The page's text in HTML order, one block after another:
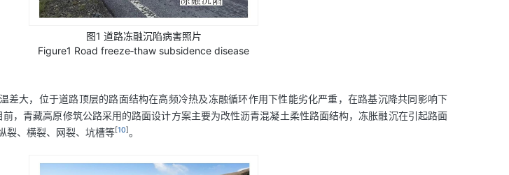
图1 道路冻融沉陷病害照片
Figure1 Road freeze‐thaw subsidence disease
差大，位于道路顶层的路面结构在高频冷热及冻融循环作用下性能劣化严重，在路基沉降共同影响下
前，青藏高原修筑公路采用的路面设计方案主要为改性沥青混凝土柔性路面结构，冻胀融沉在引起路面
裂、横裂、网裂、坑槽等[10]。